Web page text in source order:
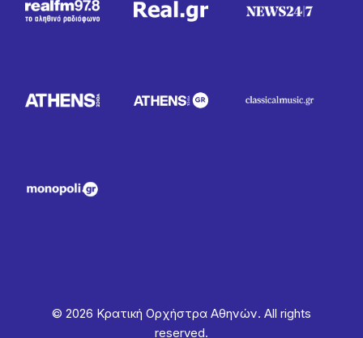
© 2026 Κρατική Ορχήστρα Αθηνών. All rights
reserved.